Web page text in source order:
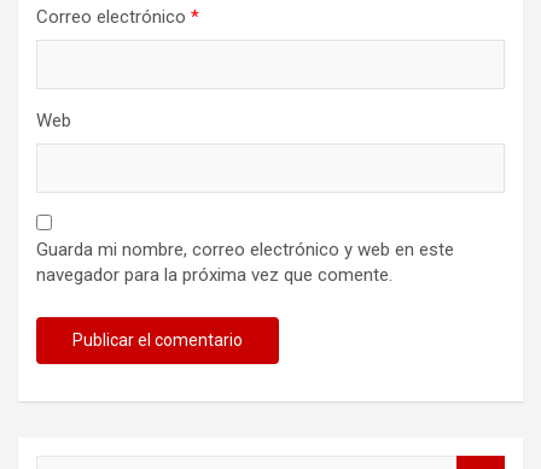
Correo electrónico *
Web
Guarda mi nombre, correo electrónico y web en este
navegador para la próxima vez que comente.